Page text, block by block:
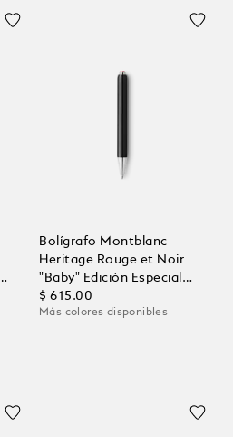
Bolígrafo Montblanc
Heritage Rouge et Noir
"Baby" Edición Especial
Negro
$ 615.00
Más colores disponibles